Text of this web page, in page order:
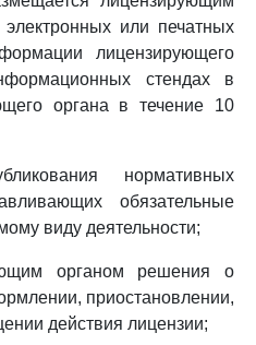
или печатных
лицензирующего
стендах в
органа в течение 10
нормативных
обязательные
виду деятельности;
органом решения о
приостановлении,
действия лицензии;